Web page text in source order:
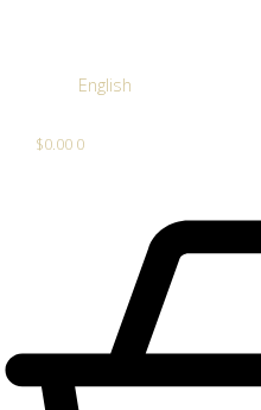
English
$0.00 0